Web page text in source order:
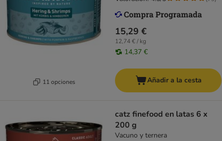
11 opciones
15,29 €
12,74 € / kg
14,37 €
Añadir a la cesta
catz finefood en latas 6 x
200 g
Vacuno y ternera